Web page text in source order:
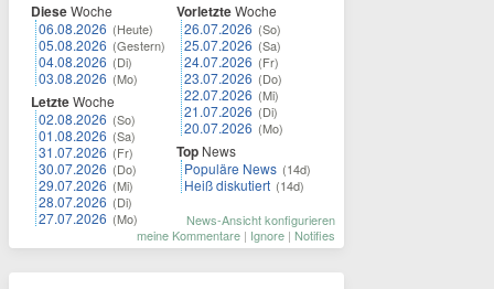
DieseWoche
06.08.2026 (Heute)
05.08.2026 (Gestern)
04.08.2026 (Di)
03.08.2026 (Mo)
LetzteWoche
02.08.2026 (So)
01.08.2026 (Sa)
31.07.2026 (Fr)
30.07.2026 (Do)
29.07.2026 (Mi)
28.07.2026 (Di)
27.07.2026 (Mo)
VorletzteWoche
26.07.2026 (So)
25.07.2026 (Sa)
24.07.2026 (Fr)
23.07.2026 (Do)
22.07.2026 (Mi)
21.07.2026 (Di)
20.07.2026 (Mo)
Top News
Populäre News (14d)
Heiß diskutiert (14d)
News-Ansicht konfigurieren
meine Kommentare | Ignore | Notifies